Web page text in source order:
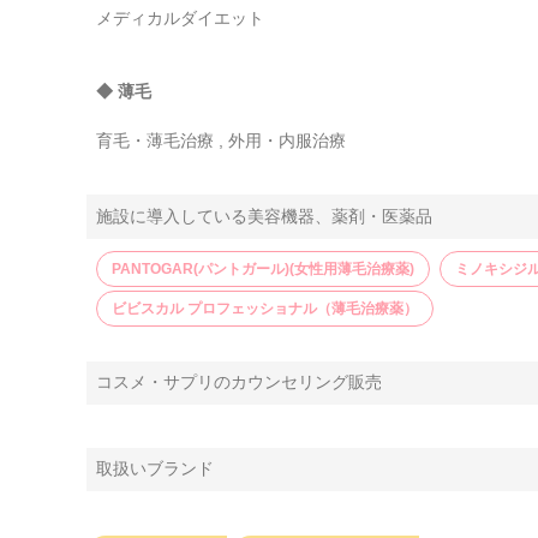
メディカルダイエット
◆ 薄毛
育毛・薄毛治療 , 外用・内服治療
施設に導入している美容機器、薬剤・医薬品
PANTOGAR(パントガール)(女性用薄毛治療薬) ミノキシジ
ビビスカル プロフェッショナル（薄毛治療薬）
コスメ・サプリのカウンセリング販売
取扱いブランド